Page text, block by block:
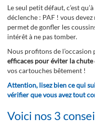
Le seul petit défaut, c’est
déclenche : PAF ! vous
permet de gonfler les
intérêt à ne pas tomber.
Nous profitons de
efficaces pour éviter la chute
vos cartouches bêtement !
Attention, lisez bien ce qui
vérifier que vous avez tout
Voici nos 3